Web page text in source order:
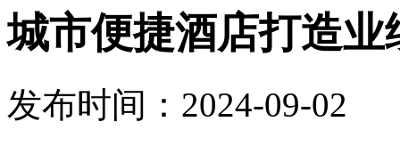
城市便捷酒店打造
发布时间：2024-09-02